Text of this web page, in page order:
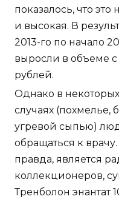
показалось, что это
и высокая. В
2013-го по начало
выросли в объеме
рублей.
Однако в
случаях
угревой сыпью)
обращаться к врачу.
правда, является
коллекционеров,
Тренболон энантат